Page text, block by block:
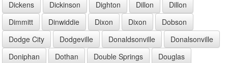
Dickens
Dickinson Dighton Dillon
Dillon
Dimmitt
Dinwiddie Dixon Dixon
Dobson
Dodge City
Dodgeville Donaldsonville
Donalsonville
Doniphan
Dothan Double Springs
Douglas